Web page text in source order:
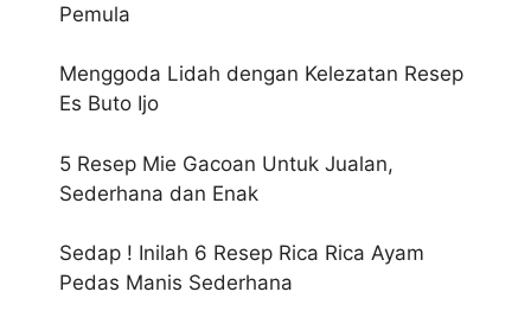
Pemula
Menggoda Lidah dengan Kelezatan Resep
Es Buto Ijo
5 Resep Mie Gacoan Untuk Jualan,
Sederhana dan Enak
Sedap ! Inilah 6 Resep Rica Rica Ayam
Pedas Manis Sederhana